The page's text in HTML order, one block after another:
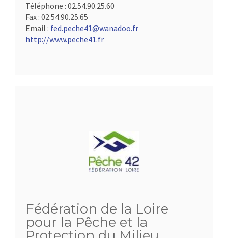
Téléphone : 02.54.90.25.60
Fax : 02.54.90.25.65
Email : fed.peche41@wanadoo.fr
http://www.peche41.fr
Fédération de la Loire
pour la Pêche et la